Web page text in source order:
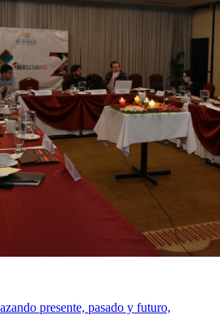
presente, pasado y futuro,